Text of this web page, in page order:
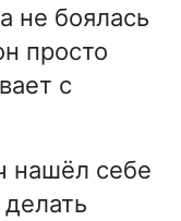
не боялась
просто
с
нашёл себе